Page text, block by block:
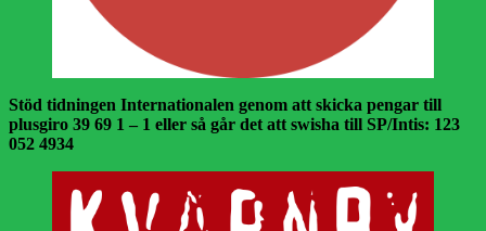
Stöd tidningen Internationalen genom att skicka pengar till
plusgiro 39 69 1 – 1 eller så går det att swisha till SP/Intis: 123
052 4934